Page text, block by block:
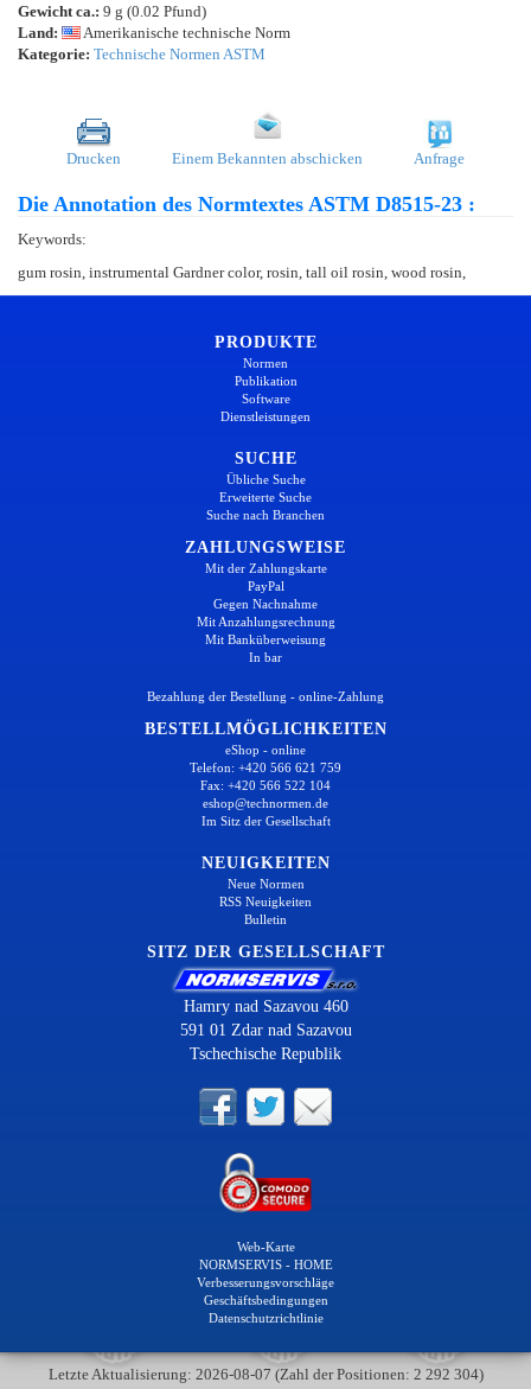
Gewicht ca.: 9 g (0.02 Pfund)
Land:
Amerikanische technische Norm
Kategorie: Technische Normen ASTM
Drucken Einem Bekannten abschicken Anfrage
Die Annotation des Normtextes ASTM D8515-23 :
Keywords:
gum rosin, instrumental Gardner color, rosin, tall oil rosin, wood rosin,
PRODUKTE
Normen
Publikation
Software
Dienstleistungen
SUCHE
Übliche Suche
Erweiterte Suche
Suche nach Branchen
ZAHLUNGSWEISE
Mit der Zahlungskarte
PayPal
Gegen Nachnahme
Mit Anzahlungsrechnung
Mit Banküberweisung
In bar
Bezahlung der Bestellung - online-Zahlung
BESTELLMÖGLICHKEITEN
eShop - online
Telefon: +420 566 621 759
Fax: +420 566 522 104
eshop@technormen.de
Im Sitz der Gesellschaft
NEUIGKEITEN
Neue Normen
RSS Neuigkeiten
Bulletin
SITZ DER GESELLSCHAFT
Hamry nad Sazavou 460
591 01 Zdar nad Sazavou
Tschechische Republik
Web-Karte
NORMSERVIS - HOME
Verbesserungsvorschläge
Geschäftsbedingungen
Datenschutzrichtlinie
Letzte Aktualisierung: 2026-08-07 (Zahl der Positionen: 2 292 304)